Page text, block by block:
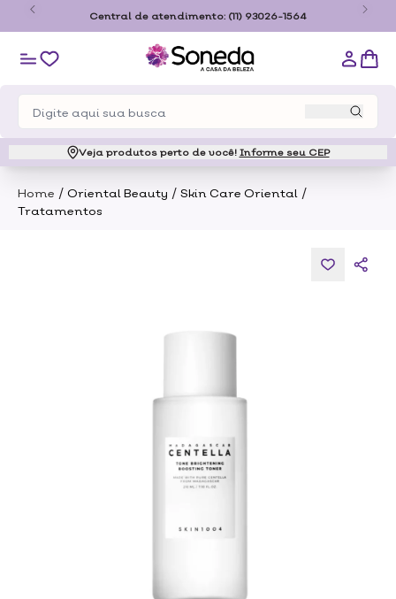
a partir de R$179,00 somente para o estado de São
Veja produtos perto de você! Informe seu CEP
Home / Oriental Beauty / Skin Care Oriental /
Tratamentos